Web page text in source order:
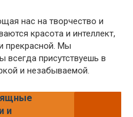
нас на творчество и
красота и интеллект,
прекрасной. Мы
всегда присутствуешь в
и незабываемой.
и